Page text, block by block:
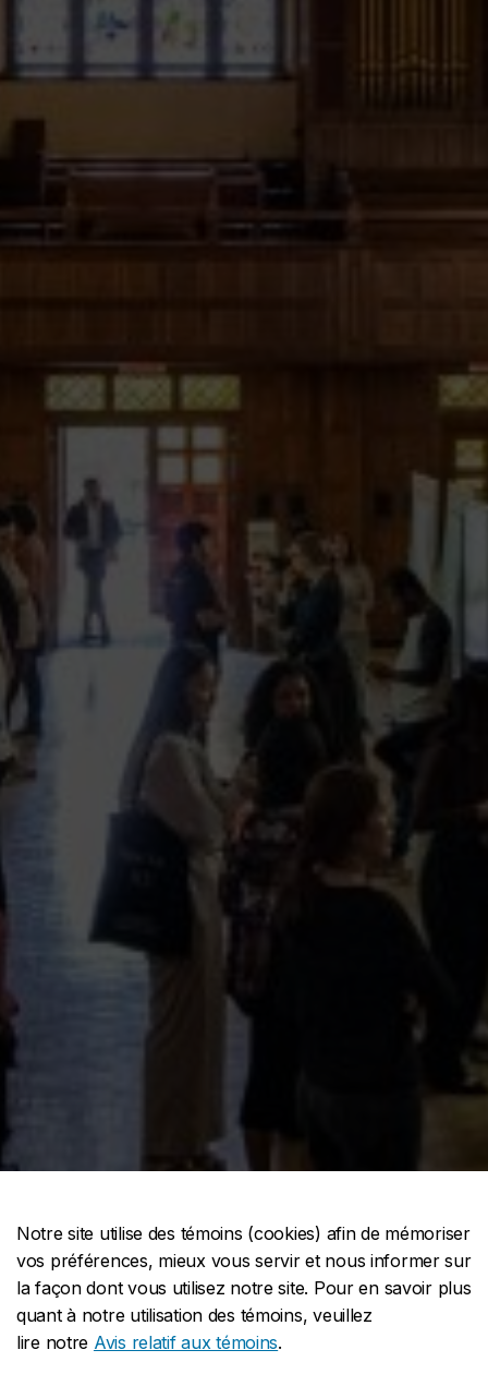
Notre site utilise des témoins (cookies) afin de mémoriser
vos préférences, mieux vous servir et nous informer sur
la façon dont vous utilisez notre site. Pour en savoir plus
quant à notre utilisation des témoins, veuillez
lire notre Avis relatif aux témoins.